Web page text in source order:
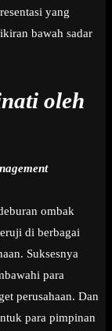
yang
bawah sadar
oleh
ombak
di berbagai
Suksesnya
para
perusahaan. Dan
para pimpinan